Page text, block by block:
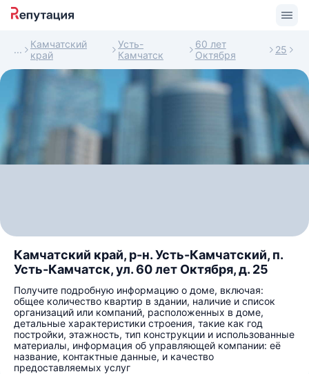
Камчатский
край
Усть-
Камчатск
60 лет
Октября
25
Камчатский край, р-н. Усть-Камчатский, п.
Усть-Камчатск, ул. 60 лет Октября, д. 25
Получите подробную информацию о доме, включая:
общее количество квартир в здании, наличие и список
организаций или компаний, расположенных в доме,
детальные характеристики строения, такие как год
постройки, этажность, тип конструкции и использованные
материалы, информация об управляющей компании: её
название, контактные данные, и качество
предоставляемых услуг